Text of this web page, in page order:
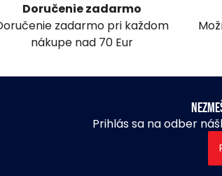
Doručenie zadarmo
zadarmo pri každom
nákupe nad 70 Eur
Prihlás sa na odber